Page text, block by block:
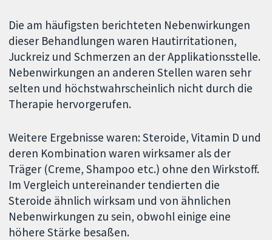
Die am häufigsten berichteten Nebenwirkungen
dieser Behandlungen waren Hautirritationen,
Juckreiz und Schmerzen an der Applikationsstelle.
Nebenwirkungen an anderen Stellen waren sehr
selten und höchstwahrscheinlich nicht durch die
Therapie hervorgerufen.
Weitere Ergebnisse waren: Steroide, Vitamin D und
deren Kombination waren wirksamer als der
Träger (Creme, Shampoo etc.) ohne den Wirkstoff.
Im Vergleich untereinander tendierten die
Steroide ähnlich wirksam und von ähnlichen
Nebenwirkungen zu sein, obwohl einige eine
höhere Stärke besaßen.